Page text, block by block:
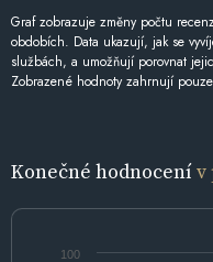
Graf zobrazuje změny počtu
obdobích. Data ukazují, jak se
službách, a umožňují porovnat
Zobrazené hodnoty zahrnují
Konečné hodnocenív
100